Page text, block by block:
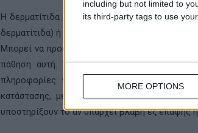
including but not limited to
its third-party tags to use
MORE OPTIONS
Η δερματίτιδα εξ επαφής προκαλείται
δερματίτιδα) ή προκαλούν σ’ αυτό αλλεργική
Μπορεί να προσβάλλει τον καθένα, και
πάθηση αυτή. Το σημείο όπου εμφανίζεται
πληροφορίες για το επάγγελμα ή τα
κατάστασης, μετά από απομάκρυνση από
υποστηρίξουν το αν υπάρχει βλάβη εξ επαφής